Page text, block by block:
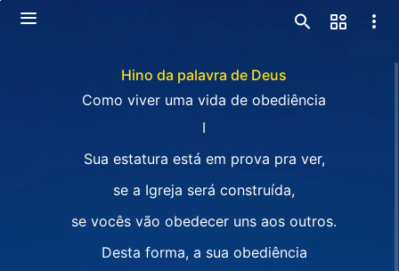
Hino da palavra de Deus
Como viver uma vida de obediência
I
Sua estatura está em prova pra ver,
se a Igreja será construída,
se vocês vão obedecer uns aos outros.
Desta forma, a sua obediência